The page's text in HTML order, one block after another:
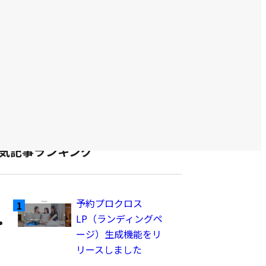
記事ランキング
予約プロクロス
LP（ランディングペ
ージ）生成機能をリ
リースしました